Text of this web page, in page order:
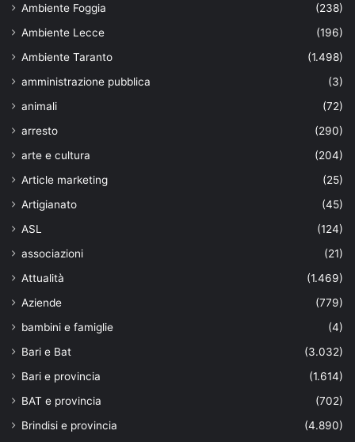
Ambiente Foggia
(238)
Ambiente Lecce
(196)
Ambiente Taranto
(1.498)
amministrazione pubblica
(3)
animali
(72)
arresto
(290)
arte e cultura
(204)
Article marketing
(25)
Artigianato
(45)
ASL
(124)
associazioni
(21)
Attualità
(1.469)
Aziende
(779)
bambini e famiglie
(4)
Bari e Bat
(3.032)
Bari e provincia
(1.614)
BAT e provincia
(702)
Brindisi e provincia
(4.890)